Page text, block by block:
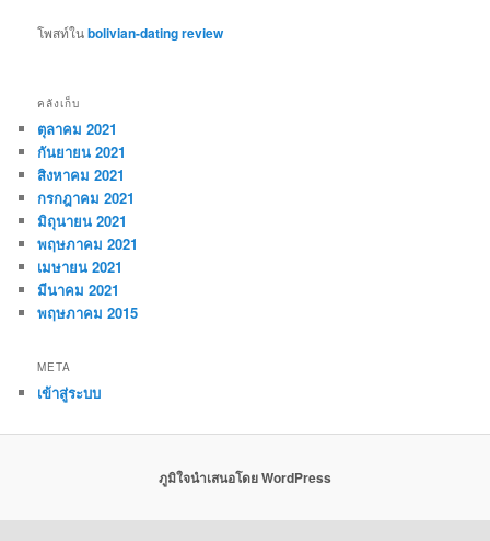
โพสท์ในbolivian-dating review
คลังเก็บ
ตุลาคม 2021
กันยายน 2021
สิงหาคม 2021
กรกฎาคม 2021
มิถุนายน 2021
พฤษภาคม 2021
เมษายน 2021
มีนาคม 2021
พฤษภาคม 2015
META
เข้าสู่ระบบ
ภูมิใจนำเสนอโดย WordPress